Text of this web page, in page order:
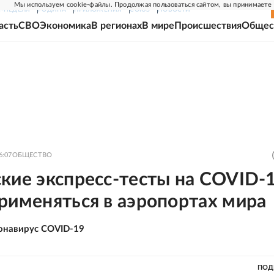
Мы используем cookie-файлы. Продолжая пользоваться сайтом, вы принимаете
НЕДЕЛЯ РОДИНА ПРИЛОЖЕНИЯ СОЮЗ НОВОСТИ
СВОЭкономикаВ регионахВ мире Происшествия
ОБЩЕСТВО
экспресс-тесты на COVID-
в аэропортах мира
COVID-19